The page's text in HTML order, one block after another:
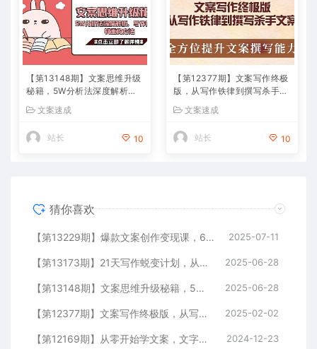
【第13148期】文案思维升级
秘籍，5W分析法深度解析，
文案速成
站长 10
【第12377期】文案写作终极
版，从写作铁律到撰写杀手文
文案速成
站长 10
猜你喜欢
【第13229期】爆款文案创作变现课，6种抓人开头模板，8个故事框架，3个卖点写作手法 2025-07-11
【第13173期】21天写作蜕变计划，从下笔困难到爆文创作，系统掌握变现方法论 2025-06-28
【第13148期】文案思维升级秘籍，5W分析法深度解析，写作底层逻辑重构方法 2025-06-28
【第12377期】文案写作终极版，从写作铁律到撰写杀手文案，全方位提升文案撰写能力 2025-02-02
【第12169期】从零开始学文案，文字打造个人影响力，写出吸金力，打造个人品牌推荐 2024-12-23